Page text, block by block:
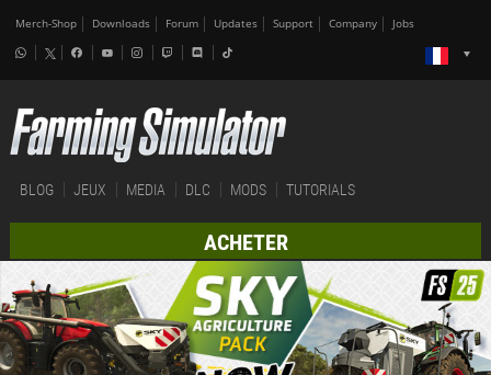
Merch-Shop Downloads Forum Updates Support Company Jobs
BLOG JEUX MEDIA DLC MODS TUTORIALS
ACHETER